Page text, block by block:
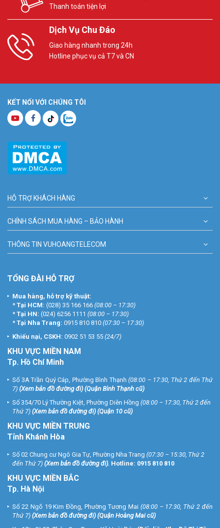
Thanh toán tiện lợi
Dịch Vụ Chu Đáo
Giao hàng nhanh trong 24h
Hotline phục vụ cả T7 và CN
KẾT NỐI VỚI CHÚNG TÔI
HỖ TRỢ KHÁCH HÀNG
CHÍNH SÁCH MUA HÀNG – BẢO HÀNH
THÔNG TIN VUHOANGTELECOM
TỔNG ĐÀI HỖ TRỢ
Mua hàng, hỗ trợ kỹ thuật:
* Tại HCM: (028) 35 166 166 (08:00 – 17:30)
* Tại HN: (024) 6256 1111 (08:00 – 17:30)
* Tại Nha Trang: 0915 810 810 (07:30 – 17:30)
Khiếu nại, CSKH: 0902 51 53 55 (24/7)
KHU VỰC MIỀN NAM
Tp. Hồ Chí Minh
Số 3A Trần Quý Cáp, Phường Bình Thạnh (08:00 – 17:30, Thứ 2 đến Thứ
7) (Xem bản đồ đường đi) (Quận Bình Thạnh cũ)
Số 354/70 Lý Thường Kiệt, Phường Diên Hồng (08:00 – 17:30, Thứ 2 đến
Thứ 7) (Xem bản đồ đường đi) (Quận 10 cũ)
KHU VỰC MIỀN TRUNG
Tỉnh Khánh Hòa
Số 02 Chung cư Ngô Gia Tự, Phường Nha Trang (07:30 – 15:30, Thứ 2
đến Thứ 7) (Xem bản đồ đường đi). Hotline: 0915 810 810
KHU VỰC MIỀN BẮC
Tp. Hà Nội
Số 22 Ngõ 19 Kim Đồng, Phường Tương Mai (08:00 – 17:30, Thứ 2 đến
Thứ 7) (Xem bản đồ đường đi) (Quận Hoàng Mai cũ)